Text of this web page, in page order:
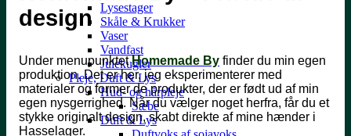
Lysestager
Skåle & Krukker
Vaser
Vandfast
Julekugler
Pleje, Duft & Lys
Hud- og hårpleje
Sæbe
Duft & Lys
design
Under menupunktetHomemade By finder du min egen
produktion. Det er her, jeg eksperimenterer med
materialer og former de produkter, der er født ud af min
egen nysgerrighed. Når du vælger noget herfra, får du et
stykke originalt design, skabt direkte af mine hænder i
Hasselager.